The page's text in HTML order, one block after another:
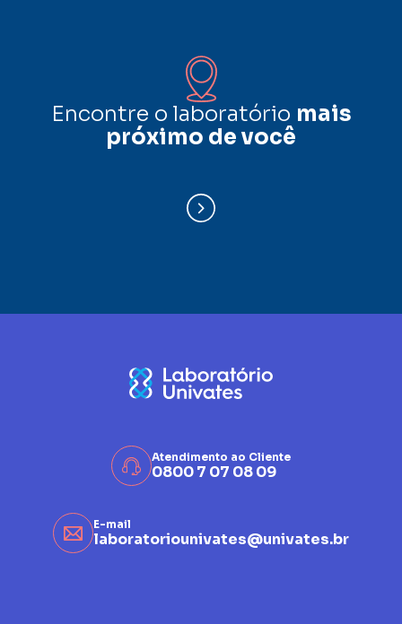
Encontre o laboratório mais
próximo de você
Atendimento ao Cliente
0800 7 07 08 09
E-mail
laboratoriounivates@univates.br